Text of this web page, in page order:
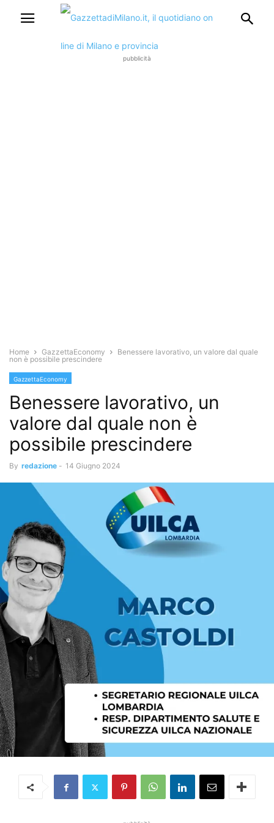
pubblicità
Home GazzettaEconomy
Benessere lavorativo, un valore dal quale
non è possibile prescindere
GazzettaEconomy
Benessere lavorativo, un
valore dal quale non è
possibile prescindere
By redazione - 14 Giugno 2024